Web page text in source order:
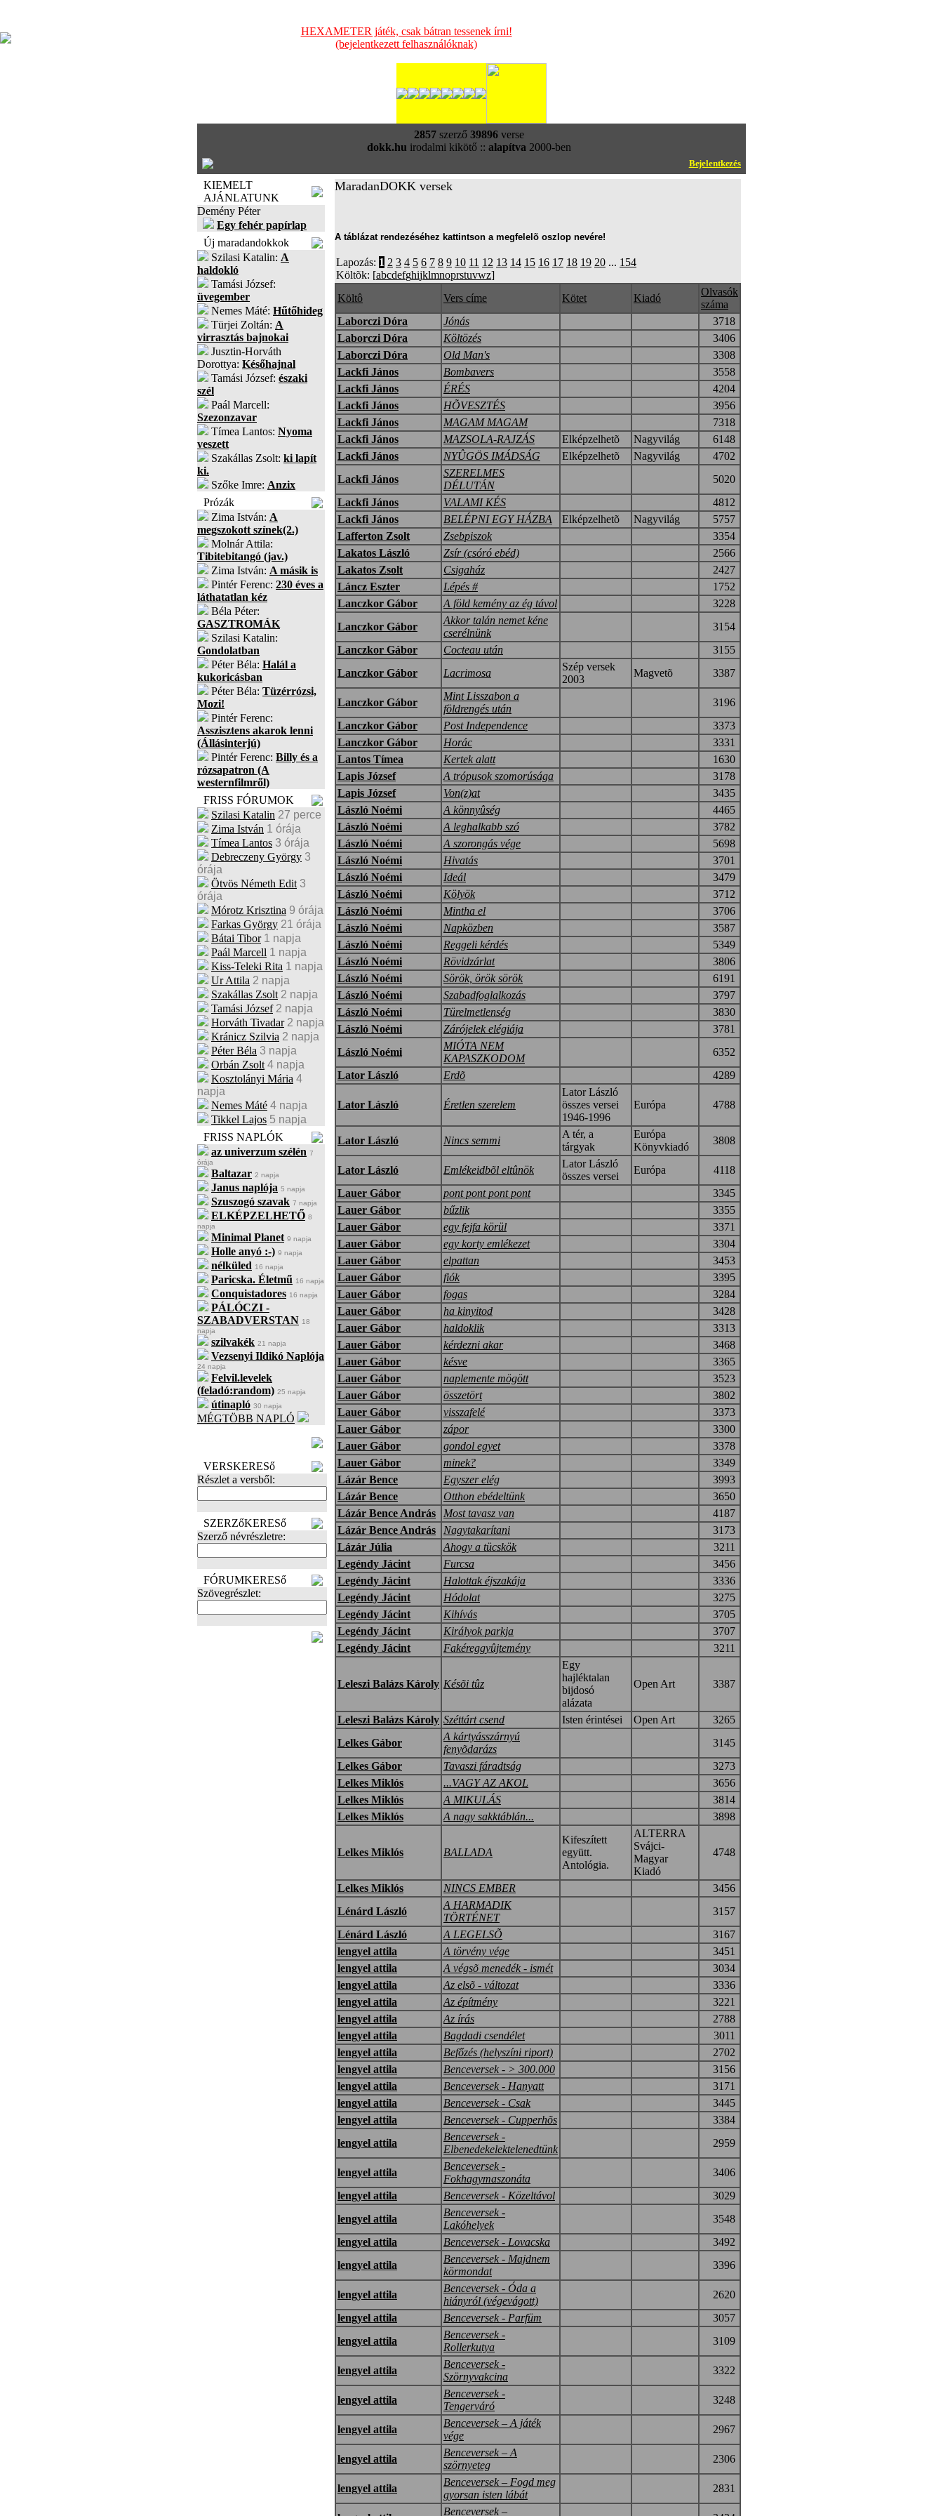
HEXAMETER játék, csak bátran tessenek írni!
(bejelentkezett felhasználóknak)
2857szerző 39896verse
dokk.hu irodalmi kikötő :: alapítva 2000-ben
Bejelentkezés
KIEMELT
AJÁNLATUNK
Demény Péter
Egy fehér papírlap
Új maradandokkok
Szilasi Katalin: A
haldokló
Tamási József:
üvegember
Nemes Máté: Hűtőhideg
Türjei Zoltán: A
virrasztás bajnokai
Jusztin-Horváth
Dorottya: Későhajnal
Tamási József: északi
szél
Paál Marcell:
Szezonzavar
Tímea Lantos: Nyoma
veszett
Szakállas Zsolt: ki lapít
ki.
Szőke Imre: Anzix
Prózák
Zima István: A
megszokott színek(2.)
Molnár Attila:
Tibitebitangó (jav.)
Zima István: A másik is
Pintér Ferenc: 230 éves a
láthatatlan kéz
Béla Péter:
GASZTROMÁK
Szilasi Katalin:
Gondolatban
Péter Béla: Halál a
kukoricásban
Péter Béla: Tüzérrózsi,
Mozi!
Pintér Ferenc:
Asszisztens akarok lenni
(Állásinterjú)
Pintér Ferenc: Billy és a
rózsapatron (A
westernfilmről)
FRISS FÓRUMOK
Szilasi Katalin 27 perce
Zima István 1 órája
Tímea Lantos 3 órája
Debreczeny György 3
órája
Ötvös Németh Edit 3
órája
Mórotz Krisztina 9 órája
Farkas György 21 órája
Bátai Tibor 1 napja
Paál Marcell 1 napja
Kiss-Teleki Rita 1 napja
Ur Attila 2 napja
Szakállas Zsolt 2 napja
Tamási József 2 napja
Horváth Tivadar 2 napja
Kránicz Szilvia 2 napja
Péter Béla 3 napja
Orbán Zsolt 4 napja
Kosztolányi Mária 4
napja
Nemes Máté 4 napja
Tikkel Lajos 5 napja
FRISS NAPLÓK
az univerzum szélén 7
órája
Baltazar 2 napja
Janus naplója 5 napja
Szuszogó szavak 7 napja
ELKÉPZELHETŐ 8
napja
Minimal Planet 9 napja
Holle anyó :-) 9 napja
nélküled 16 napja
Paricska. Életmű 16 napja
Conquistadores 16 napja
PÁLÓCZI -
SZABADVERSTAN 18
napja
szilvakék 21 napja
Vezsenyi Ildikó Naplója
24 napja
Felvil.levelek
(feladó:random) 25 napja
útinapló 30 napja
MÉGTÖBB NAPLÓ
VERSKERESő
Részlet a versből:
SZERZőKERESő
Szerző névrészletre:
FÓRUMKERESő
Szövegrészlet:
MaradanDOKK versek
A táblázat rendezéséhez kattintson a megfelelõ oszlop nevére!
Lapozás: 1 2 3 4 5 6 7 8 9 10 11 12 13 14 15 16 17 18 19 20 ... 154
Költõk: [abcdefghijklmnoprstuvwz]
Költô
Vers címe Kötet Kiadó
Olvasók
száma
Laborczi Dóra
Jónás
3718
Laborczi Dóra
Költözés
3406
Laborczi Dóra
Old Man's
3308
Lackfi János
Bombavers
3558
Lackfi János
ÉRÉS
4204
Lackfi János
HÕVESZTÉS
3956
Lackfi János
MAGAM MAGAM
7318
Lackfi János
MAZSOLA-RAJZÁS Elképzelhetõ Nagyvilág
6148
Lackfi János
NYÛGÖS IMÁDSÁG Elképzelhetõ Nagyvilág
4702
Lackfi János
SZERELMES
DÉLUTÁN
5020
Lackfi János
VALAMI KÉS
4812
Lackfi János
BELÉPNI EGY HÁZBA Elképzelhetõ Nagyvilág
5757
Lafferton Zsolt
Zsebpiszok
3354
Lakatos László
Zsír (csóró ebéd)
2566
Lakatos Zsolt
Csigaház
2427
Láncz Eszter
Lépés #
1752
Lanczkor Gábor
A föld kemény az ég távol
3228
Lanczkor Gábor
Akkor talán nemet kéne
cserélnünk
3154
Lanczkor Gábor
Cocteau után
3155
Lanczkor Gábor
Lacrimosa
Szép versek
2003
Magvetõ 3387
Lanczkor Gábor
Mint Lisszabon a
földrengés után
3196
Lanczkor Gábor
Post Independence
3373
Lanczkor Gábor
Horác
3331
Lantos Tímea
Kertek alatt
1630
Lapis József
A trópusok szomorúsága
3178
Lapis József
Von(z)at
3435
László Noémi
A könnyûség
4465
László Noémi
A leghalkabb szó
3782
László Noémi
A szorongás vége
5698
László Noémi
Hivatás
3701
László Noémi
Ideál
3479
László Noémi
Kölyök
3712
László Noémi
Mintha el
3706
László Noémi
Napközben
3587
László Noémi
Reggeli kérdés
5349
László Noémi
Rövidzárlat
3806
László Noémi
Sörök, örök sörök
6191
László Noémi
Szabadfoglalkozás
3797
László Noémi
Türelmetlenség
3830
László Noémi
Zárójelek elégiája
3781
László Noémi
MIÓTA NEM
KAPASZKODOM
6352
Lator László
Erdõ 4289
Lator László Éretlen szerelem
Lator László
összes versei
1946-1996
Európa 4788
Lator László Nincs semmi
A tér, a
tárgyak
Európa
Könyvkiadó
3808
Lator László Emlékeidbõl eltûnök
Lator László
összes versei
Európa
4118
Lauer Gábor
pont pont pont pont
3345
Lauer Gábor
bűzlik
3355
Lauer Gábor
egy fejfa körül
3371
Lauer Gábor
egy korty emlékezet
3304
Lauer Gábor
elpattan
3453
Lauer Gábor
fiók
3395
Lauer Gábor
fogas
3284
Lauer Gábor
ha kinyitod
3428
Lauer Gábor
haldoklik
3313
Lauer Gábor
kérdezni akar
3468
Lauer Gábor
késve
3365
Lauer Gábor
naplemente mögött
3523
Lauer Gábor
összetört
3802
Lauer Gábor
visszafelé
3373
Lauer Gábor
zápor
3300
Lauer Gábor
gondol egyet
3378
Lauer Gábor
minek?
3349
Lázár Bence
Egyszer elég
3993
Lázár Bence
Otthon ebédeltünk
3650
Lázár Bence András
Most tavasz van
4187
Lázár Bence András
Nagytakarítani
3173
Lázár Júlia
Ahogy a tücskök
3211
Legéndy Jácint
Furcsa
3456
Legéndy Jácint
Halottak éjszakája
3336
Legéndy Jácint
Hódolat
3275
Legéndy Jácint
Kihívás
3705
Legéndy Jácint
Királyok parkja
3707
Legéndy Jácint
Fakéreggyûjtemény 3211
Leleszi Balázs Károly Késõi tûz
Egy
hajléktalan
bijdosó
alázata
Open Art 3387
Leleszi Balázs Károly Széttárt csend Isten érintései Open Art
3265
Lelkes Gábor
A kártyásszárnyú
fenyõdarázs
3145
Lelkes Gábor
Tavaszi fáradtság
3273
Lelkes Miklós
...VAGY AZ AKOL
3656
Lelkes Miklós
A MIKULÁS
3814
Lelkes Miklós
A nagy sakktáblán... 3898
Lelkes Miklós BALLADA
Kifeszített
együtt.
Antológia.
ALTERRA
Svájci-
Magyar
Kiadó
4748
Lelkes Miklós NINCS EMBER
3456
Lénárd László
A HARMADIK
TÖRTÉNET
3157
Lénárd László
A LEGELSÕ
3167
lengyel attila
A törvény vége
3451
lengyel attila
A végsõ menedék - ismét
3034
lengyel attila
Az elsõ - változat
3336
lengyel attila
Az építmény
3221
lengyel attila
Az írás
2788
lengyel attila
Bagdadi csendélet
3011
lengyel attila
Befőzés (helyszíni riport)
2702
lengyel attila
Benceversek - > 300.000
3156
lengyel attila
Benceversek - Hanyatt
3171
lengyel attila
Benceversek - Csak
3445
lengyel attila
Benceversek - Cupperhõs
3384
lengyel attila
Benceversek -
Elbenedekelektelenedtünk
2959
lengyel attila
Benceversek -
Fokhagymaszonáta
3406
lengyel attila
Benceversek - Közeltávol
3029
lengyel attila
Benceversek -
Lakóhelyek
3548
lengyel attila
Benceversek - Lovacska
3492
lengyel attila
Benceversek - Majdnem
körmondat
3396
lengyel attila
Benceversek - Óda a
hiányról (végevágott)
2620
lengyel attila
Benceversek - Parfüm
3057
lengyel attila
Benceversek -
Rollerkutya
3109
lengyel attila
Benceversek -
Szörnyvakcina
3322
lengyel attila
Benceversek -
Tengerváró
3248
lengyel attila
Benceversek – A játék
vége
2967
lengyel attila
Benceversek – A
szörnyeteg
2306
lengyel attila
Benceversek – Fogd meg
gyorsan isten lábát
2831
Benceversek –